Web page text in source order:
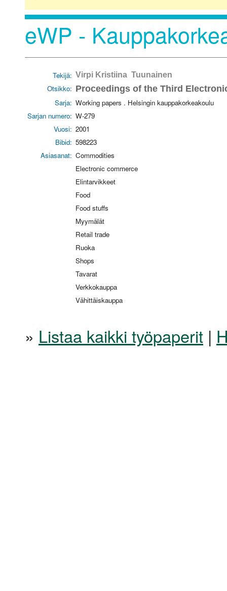
eWP -
Tekijä: Virpi Kristiina Tuunainen
Otsikko: Proceedings of the Third
Sarja: Working papers . Helsingin kauppakorkeakoulu
Sarjan numero: W-279
Vuosi: 2001
Bibid: 598223
Asiasanat: Commodities
Electronic commerce
Elintarvikkeet
Food
Food stuffs
Myymälät
Retail trade
Ruoka
Shops
Tavarat
Verkkokauppa
Vähittäiskauppa
» Listaa kaikki työpaperit |